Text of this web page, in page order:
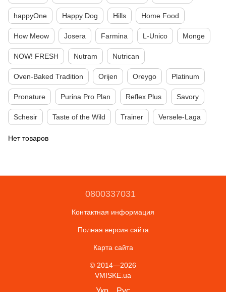
happyOne Happy Dog Hills Home Food
How Meow Josera Farmina L-Unico Monge
NOW! FRESH Nutram Nutrican
Oven-Baked Tradition Orijen Oreygo Platinum
Pronature Purina Pro Plan Reflex Plus Savory
Schesir Taste of the Wild Trainer Versele-Laga
Нет товаров
0800337031
Контактная информация
Полная версия сайта
Карта сайта
© 2014—2026
VMISKE.ua